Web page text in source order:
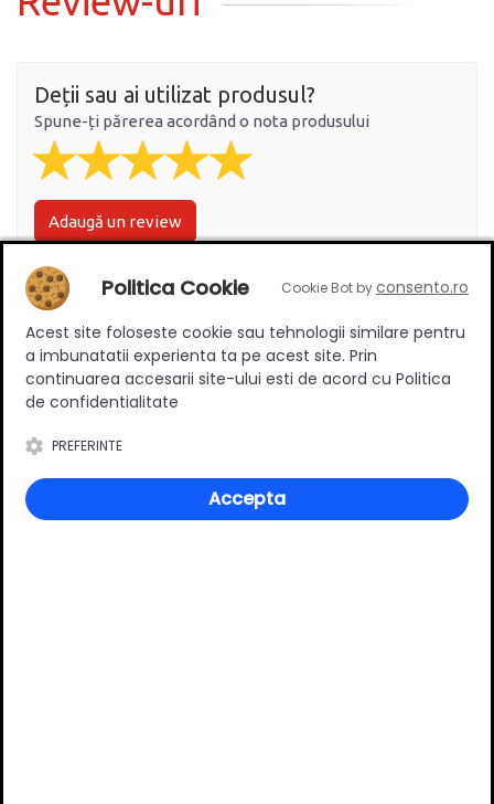
Deții sau ai utilizat produsul?
Spune-ți părerea acordând o nota produsului
Adaugă un review
Ratingul general al produsului
Întrebări și răspunsuri
Politica Cookie Cookie Bot byconsento.ro
Acest site foloseste cookie sau tehnologii similare pentru
a imbunatatii experienta ta pe acest site. Prin
continuarea accesarii site-ului esti de acord cu Politica
de confidentialitate
PREFERINTE
Accepta